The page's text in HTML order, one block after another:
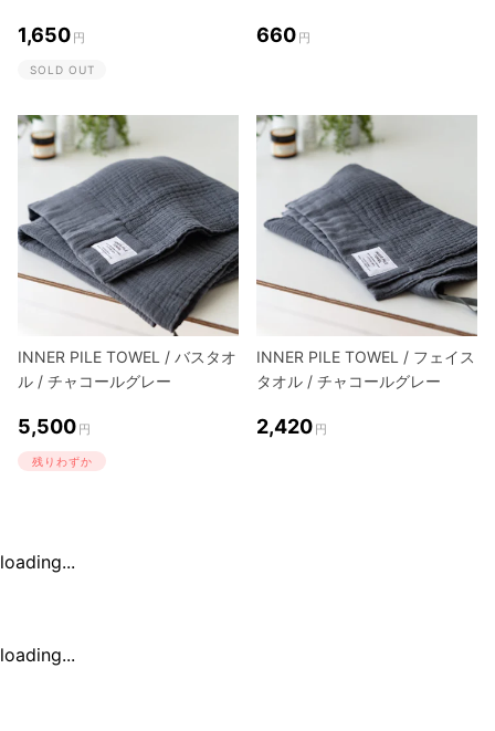
1,650 円
SOLD OUT
660 円
INNER PILE TOWEL / バスタオ
ル / チャコールグレー
5,500 円
残りわずか
INNER PILE TOWEL / フェイス
タオル / チャコールグレー
2,420 円
loading...
loading...